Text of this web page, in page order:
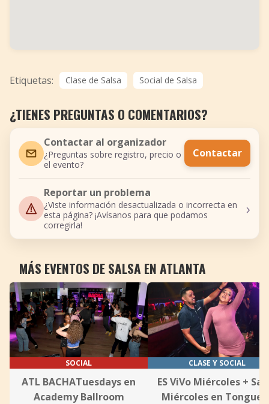
Etiquetas: Clase de Salsa Social de Salsa
¿TIENES PREGUNTAS O COMENTARIOS?
Contactar al organizador
¿Preguntas sobre registro, precio o
el evento?
Contactar
Reportar un problema
¿Viste información desactualizada o incorrecta en
esta página? ¡Avísanos para que podamos
corregirla!
›
MÁS EVENTOS DE SALSA EN ATLANTA
SOCIAL
ATL BACHATuesdays en
Academy Ballroom
CLASE Y SOCIAL
ES ViVo Miércoles +
Miércoles en Tongue